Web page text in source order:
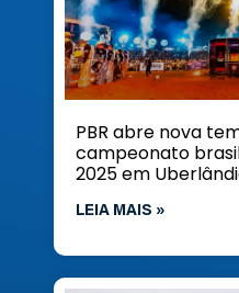
PBR abre nova
campeonato
2025 em
LEIA MAIS »